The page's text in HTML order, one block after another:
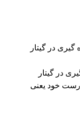
در گیتار
خود یعنی